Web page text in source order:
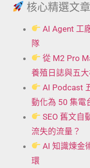
核心精選文
AI Agent 工
隊
從 M2 Pro
養殖日誌與五
AI Podcast
動化為 50 集電
SEO 舊文自
流失的流量？
AI 知識煉金
環